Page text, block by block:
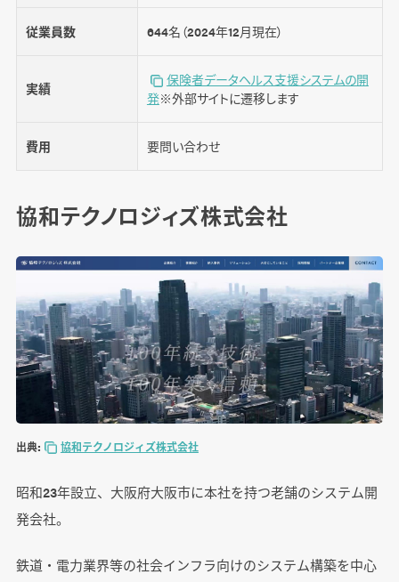
従業員数 644名（2024年12月現在）
実績
保険者データヘルス支援システムの開
発※外部サイトに遷移します
費用 要問い合わせ
協和テクノロジィズ株式会社
出典: 協和テクノロジィズ株式会社
昭和23年設立、大阪府大阪市に本社を持つ老舗のシステム開
発会社。
鉄道・電力業界等の社会インフラ向けのシステム構築を中心